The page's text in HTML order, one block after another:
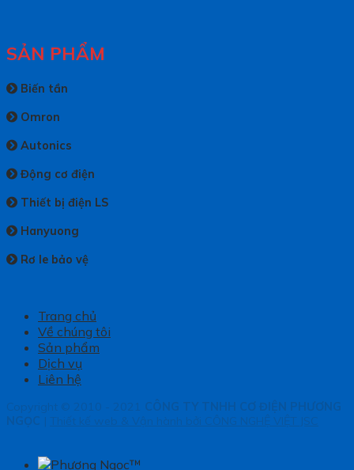
SẢN PHẨM
Biến tần
Omron
Autonics
Động cơ điện
Thiết bị điện LS
Hanyuong
Rơ le bảo vệ
Trang chủ
Về chúng tôi
Sản phẩm
Dịch vụ
Liên hệ
Copyright © 2010 - 2021 CÔNG TY TNHH CƠ ĐIỆN PHƯƠNG
NGỌC | Thiết kế web & Vận hành bởi CÔNG NGHỆ VIỆT JSC